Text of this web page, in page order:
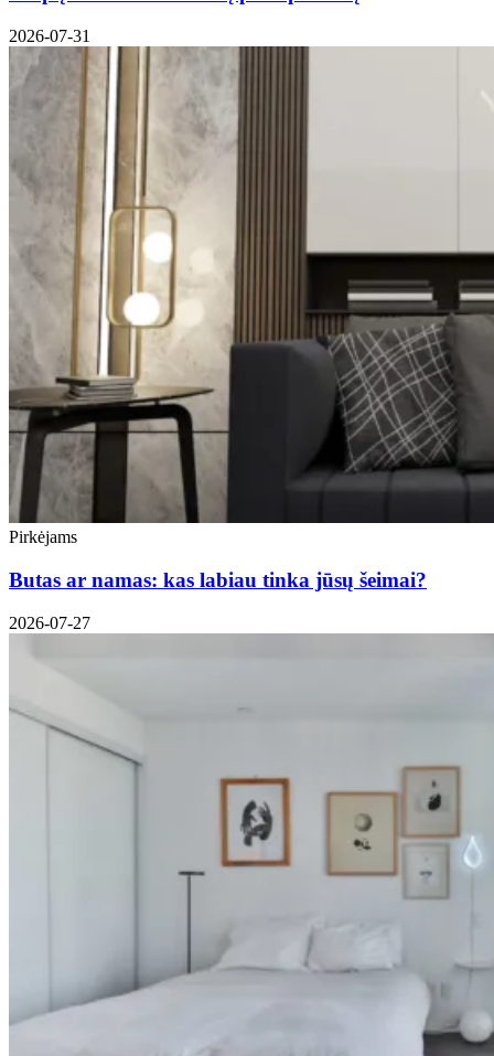
2026-07-31
Pirkėjams
Butas ar namas: kas labiau tinka jūsų šeimai?
2026-07-27